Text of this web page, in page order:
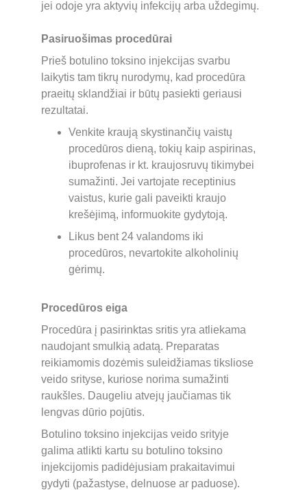
jei odoje yra aktyvių infekcijų arba uždegimų.
Pasiruošimas procedūrai
Prieš botulino toksino injekcijas svarbu
laikytis tam tikrų nurodymų, kad procedūra
praeitų sklandžiai ir būtų pasiekti geriausi
rezultatai.
Venkite kraują skystinančių vaistų
procedūros dieną, tokių kaip aspirinas,
ibuprofenas ir kt. kraujosruvų tikimybei
sumažinti. Jei vartojate receptinius
vaistus, kurie gali paveikti kraujo
krešėjimą, informuokite gydytoją.
Likus bent 24 valandoms iki
procedūros, nevartokite alkoholinių
gėrimų.
Procedūros eiga
Procedūra į pasirinktas sritis yra atliekama
naudojant smulkią adatą. Preparatas
reikiamomis dozėmis suleidžiamas tiksliose
veido srityse, kuriose norima sumažinti
raukšles. Daugeliu atvejų jaučiamas tik
lengvas dūrio pojūtis.
Botulino toksino injekcijas veido srityje
galima atlikti kartu su botulino toksino
injekcijomis padidėjusiam prakaitavimui
gydyti (pažastyse, delnuose ar paduose).